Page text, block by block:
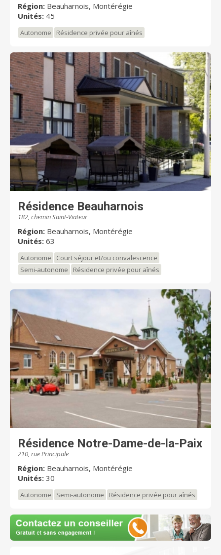
Région: Beauharnois, Montérégie
Unités: 45
Autonome Résidence privée pour aînés
Résidence Beauharnois
182, chemin Saint-Viateur
Région: Beauharnois, Montérégie
Unités: 63
Autonome
Court séjour et/ou convalescence
Semi-autonome
Résidence privée pour aînés
Résidence Notre-Dame-de-la-Paix
210, rue Principale
Région: Beauharnois, Montérégie
Unités: 30
Autonome Semi-autonome Résidence privée pour aînés